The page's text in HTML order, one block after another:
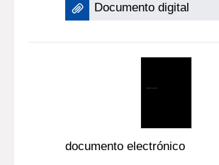
Documento digital
documento electrónico